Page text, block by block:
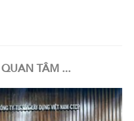
TÂM ...